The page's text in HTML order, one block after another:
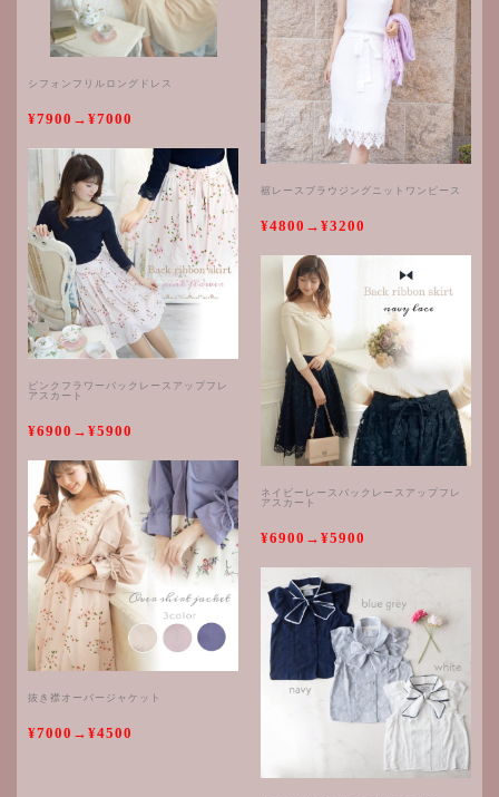
シフォンフリルロングドレス
¥7900→¥7000
ピンクフラワーバックレースアップフレ
アスカート
¥6900→¥5900
抜き襟オーバージャケット
¥7000→¥4500
裾レースブラウジングニットワンピース
¥4800→¥3200
ネイビーレースバックレースアップフレ
アスカート
¥6900→¥5900